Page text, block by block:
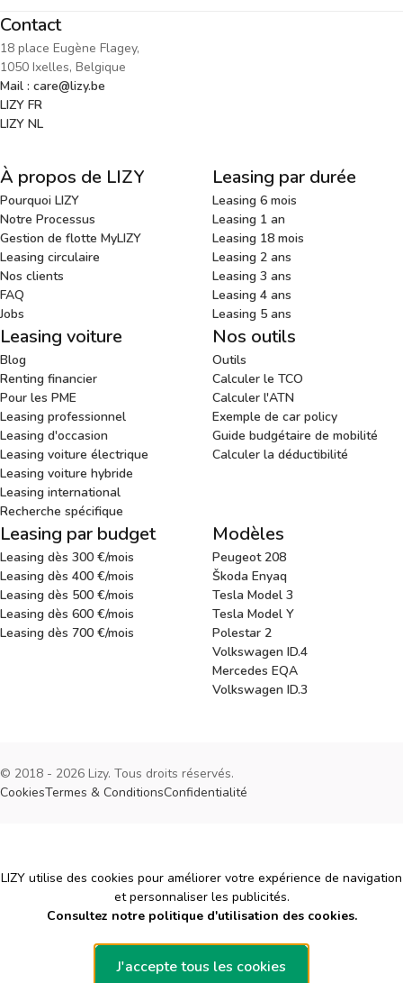
Contact
18 place Eugène Flagey,
1050 Ixelles, Belgique
Mail : care@lizy.be
LIZY FR
LIZY NL
À propos de LIZY
Pourquoi LIZY
Notre Processus
Gestion de flotte MyLIZY
Leasing circulaire
Nos clients
FAQ
Jobs
Leasing par durée
Leasing 6 mois
Leasing 1 an
Leasing 18 mois
Leasing 2 ans
Leasing 3 ans
Leasing 4 ans
Leasing 5 ans
Leasing voiture
Blog
Renting financier
Pour les PME
Leasing professionnel
Leasing d'occasion
Leasing voiture électrique
Leasing voiture hybride
Leasing international
Recherche spécifique
Nos outils
Outils
Calculer le TCO
Calculer l'ATN
Exemple de car policy
Guide budgétaire de mobilité
Calculer la déductibilité
Leasing par budget
Leasing dès 300 €/mois
Leasing dès 400 €/mois
Leasing dès 500 €/mois
Leasing dès 600 €/mois
Leasing dès 700 €/mois
Modèles
Peugeot 208
Škoda Enyaq
Tesla Model 3
Tesla Model Y
Polestar 2
Volkswagen ID.4
Mercedes EQA
Volkswagen ID.3
© 2018 - 2026 Lizy. Tous droits réservés.
CookiesTermes & ConditionsConfidentialité
Cookies
LIZY utilise des cookies pour améliorer votre expérience de navigation
et personnaliser les publicités.
Consultez notre politique d'utilisation des cookies.
J'accepte tous les cookies